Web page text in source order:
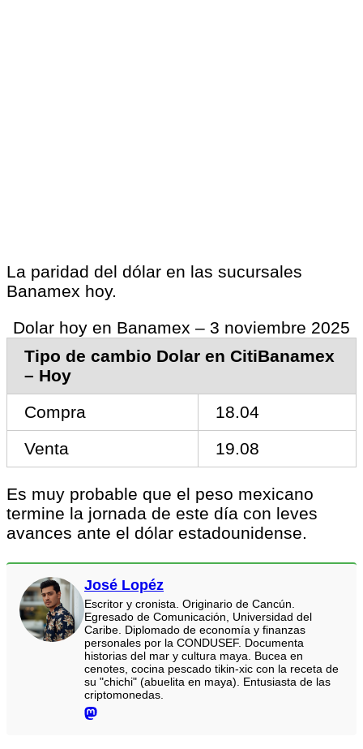
La paridad del dólar en las sucursales
Banamex hoy.
Dolar hoy en Banamex – 3 noviembre 2025
Tipo de cambio Dolar en CitiBanamex
– Hoy
Compra
18.04
Venta
19.08
Es muy probable que el peso mexicano
termine la jornada de este día con leves
avances ante el dólar estadounidense.
José Lopéz
Escritor y cronista. Originario de Cancún.
Egresado de Comunicación, Universidad del
Caribe. Diplomado de economía y finanzas
personales por la CONDUSEF. Documenta
historias del mar y cultura maya. Bucea en
cenotes, cocina pescado tikin-xic con la receta de
su "chichi" (abuelita en maya). Entusiasta de las
criptomonedas.